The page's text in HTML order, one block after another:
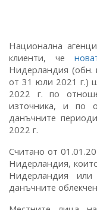
Национална
клиенти, че
Нидерландия
от 31 юли 2021 г.)
2022 г. по
източника, и по
данъчните
2022 г.
Считано от
Нидерландия,
Нидерландия
данъчните